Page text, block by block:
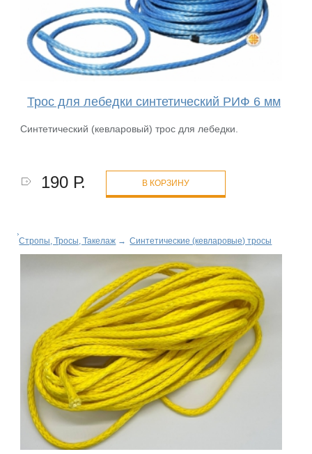
Трос для лебедки синтетический РИФ 6 мм
Синтетический (кевларовый) трос для лебедки.
190 Р. В КОРЗИНУ
Стропы, Тросы, Такелаж → Синтетические (кевларовые) тросы